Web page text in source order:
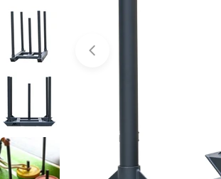
Abrir media 0 em modal